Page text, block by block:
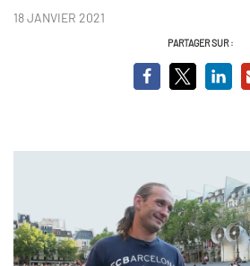
18 JANVIER 2021
PARTAGER SUR :